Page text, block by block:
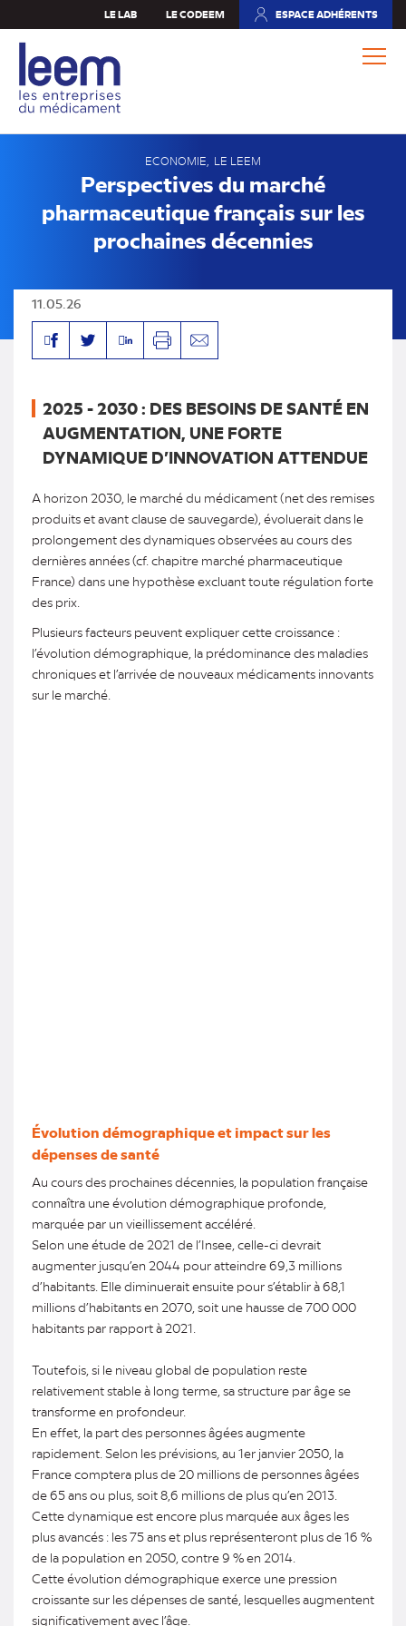
au
contenu
principal
LE LAB LE CODEEM ESPACE ADHÉRENTS
(NOUVEL
ECONOMIE LE LEEM
Perspectives du marché
pharmaceutique français sur les
prochaines décennies
11.05.26
FacebookTwitterLinkedinImprimerEnvoyer
2025 - 2030 : DES BESOINS DE SANTÉ EN
AUGMENTATION, UNE FORTE
DYNAMIQUE D’INNOVATION ATTENDUE
A horizon 2030, le marché du médicament (net des remises
produits et avant clause de sauvegarde), évoluerait dans le
prolongement des dynamiques observées au cours des
dernières années (cf. chapitre marché pharmaceutique
France) dans une hypothèse excluant toute régulation forte
des prix.
Plusieurs facteurs peuvent expliquer cette croissance :
l’évolution démographique, la prédominance des maladies
chroniques et l’arrivée de nouveaux médicaments innovants
sur le marché.
Évolution démographique et impact sur les
dépenses de santé
Au cours des prochaines décennies, la population française
connaîtra une évolution démographique profonde,
marquée par un vieillissement accéléré.
Selon une étude de 2021 de l’Insee, celle-ci devrait
augmenter jusqu’en 2044 pour atteindre 69,3 millions
d’habitants. Elle diminuerait ensuite pour s’établir à 68,1
millions d’habitants en 2070, soit une hausse de 700 000
habitants par rapport à 2021.
Toutefois, si le niveau global de population reste
relativement stable à long terme, sa structure par âge se
transforme en profondeur.
En effet, la part des personnes âgées augmente
rapidement. Selon les prévisions, au 1er janvier 2050, la
France comptera plus de 20 millions de personnes âgées
de 65 ans ou plus, soit 8,6 millions de plus qu’en 2013.
Cette dynamique est encore plus marquée aux âges les
plus avancés : les 75 ans et plus représenteront plus de 16 %
de la population en 2050, contre 9 % en 2014.
Cette évolution démographique exerce une pression
croissante sur les dépenses de santé, lesquelles augmentent
significativement avec l’âge.